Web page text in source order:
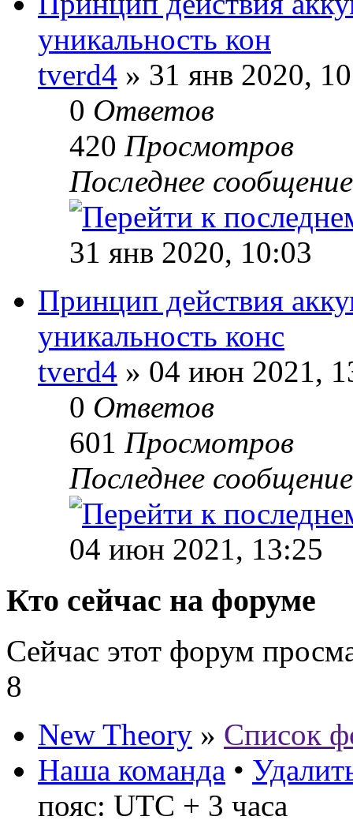
уникальность кон
tverd4 » 31 янв 2020,
0 Ответов
420 Просмотров
Последнее
31 янв 2020, 10:03
Принцип действия
уникальность конс
tverd4 » 04 июн 2021,
0 Ответов
601 Просмотров
Последнее
04 июн 2021, 13:25
Кто сейчас на форуме
Сейчас этот форум
8
New Theory » Список
Наша команда •
пояс: UTC + 3 часа